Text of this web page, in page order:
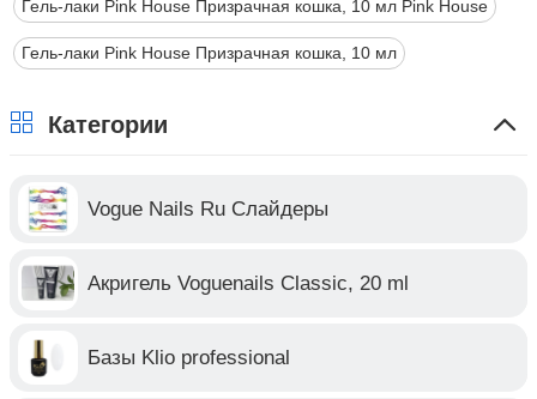
Гель-лаки Pink House Призрачная кошка, 10 мл Pink House
Гель-лаки Pink House Призрачная кошка, 10 мл
Категории
Vogue Nails Ru Слайдеры
Акригель Voguenails Classic, 20 ml
Базы Klio professional